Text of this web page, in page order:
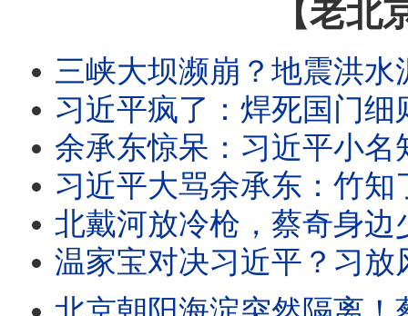
【老北
三峡大坝濒崩？地震洪水泥石流齐发，九孔承不住；大河南公开挺西平大侠
习近平疯了：焊死国门细则出炉，出入境局造反了？八毒招阻出境，内幕竟
余承东惊呆：习近平小名知了！河南杨佳手刃恶霸后出逃，乡亲全力
习近平大骂余承东：竹知了革命全面爆发！中共出入境新规：请配合放弃
北戴河放冷枪，蔡奇身边少一人！习近平抓了大人物？辛奇养父辛
温家宝对决习近平？习放风抓全家！长春政府反了？摊牌、躺平！党内